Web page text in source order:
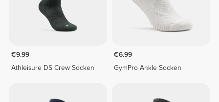
€9.99
Athleisure DS Crew Socken
€6.99
GymPro Ankle Socken